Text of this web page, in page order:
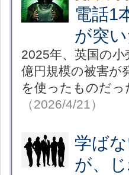
電話1
が突
2025年、英国の
億円規模の被害が
を使ったものだ
（2026/4/21）
学ば
が、